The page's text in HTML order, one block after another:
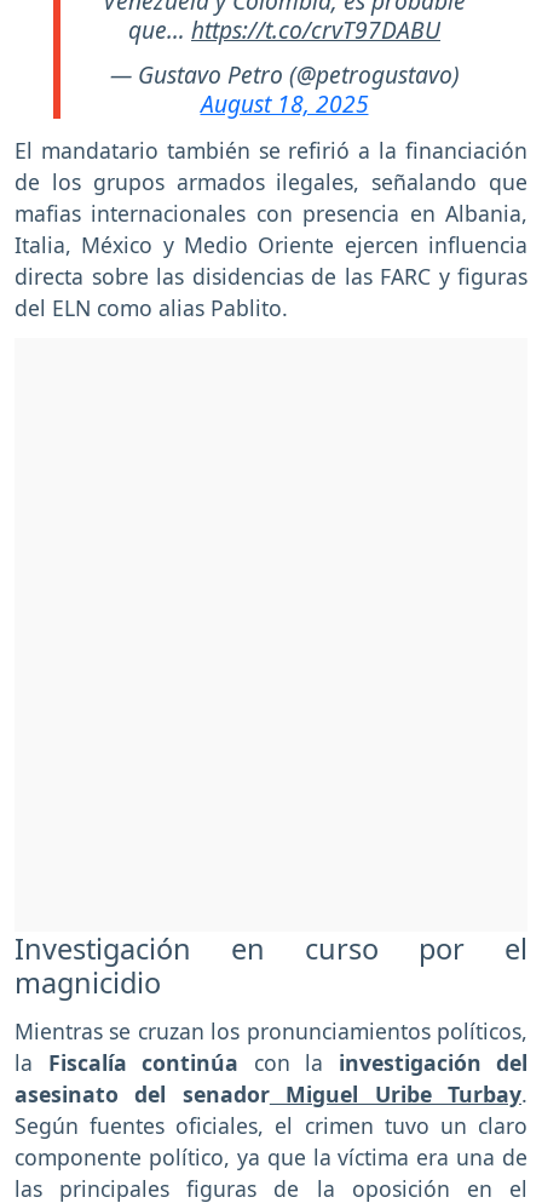
que… https://t.co/crvT97DABU
— Gustavo Petro (@petrogustavo)
August 18, 2025
El mandatario también se refirió a la financiación
de los grupos armados ilegales, señalando que
mafias internacionales con presencia en Albania,
Italia, México y Medio Oriente ejercen influencia
directa sobre las disidencias de las FARC y figuras
del ELN como alias Pablito.
Investigación en curso por el
magnicidio
Mientras se cruzan los pronunciamientos políticos,
la Fiscalía continúa con la investigación del
asesinato del senadorMiguel Uribe Turbay.
Según fuentes oficiales, el crimen tuvo un claro
componente político, ya que la víctima era una de
las principales figuras de la oposición en el